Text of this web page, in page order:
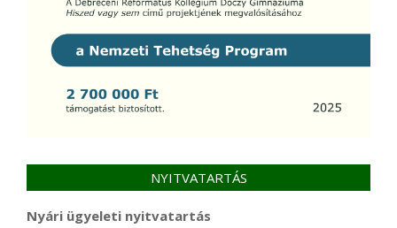
NYITVATARTÁS
Nyári ügyeleti nyitvatartás